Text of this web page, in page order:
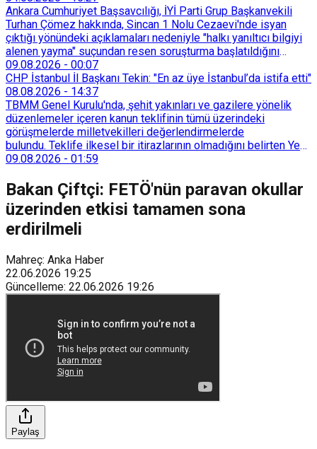
Ankara Cumhuriyet Başsavcılığı, İYİ Parti Grup Başkanvekili
Turhan Çömez hakkında, Sincan 1 Nolu Cezaevi'nde isyan
çıktığı yönündeki açıklamaları nedeniyle "halkı yanıltıcı bilgiyi
alenen yayma" suçundan resen soruşturma başlatıldığını
duyurdu.
09.08.2026 - 00:07
CHP İstanbul İl Başkanı Tekin: "En az üye İstanbul’da istifa etti"
08.08.2026 - 14:37
TBMM Genel Kurulu'nda, şehit yakınları ve gazilere yönelik
düzenlemeler içeren kanun teklifinin tümü üzerindeki
görüşmelerde milletvekilleri değerlendirmelerde
bulundu. Teklife ilkesel bir itirazlarının olmadığını belirten Yeni
Yol Grup Başkanvekili Selçuk Özdağ, teklifin ne getirdiğinin
09.08.2026 - 01:59
Bakan Çiftçi: FETÖ'nün paravan okullar
üzerinden etkisi tamamen sona
erdirilmeli
Mahreç: Anka Haber
22.06.2026 19:25
Güncelleme: 22.06.2026 19:26
Paylaş